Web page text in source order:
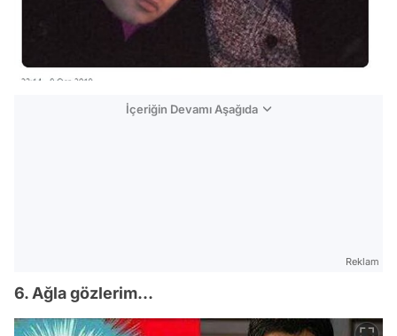
İçeriğin Devamı Aşağıda
Reklam
6. Ağla gözlerim...